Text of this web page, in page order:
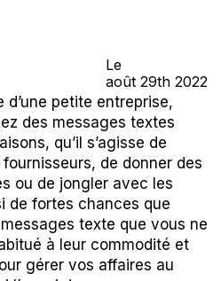
d’une petite entreprise,
des messages textes
qu’il s’agisse de
de donner des
ou de jongler avec les
de fortes chances que
texte que vous ne
à leur commodité et
gérer vos affaires au
Le
août 29th 2022